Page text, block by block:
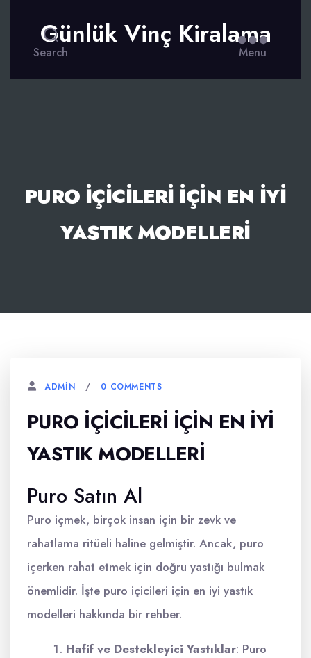
Search
Günlük Vinç Kiralama
Menu
PURO İÇICILERI İÇIN EN İYI
YASTIK MODELLERI
ADMIN 0 COMMENTS
PURO İÇICILERI İÇIN EN İYI
YASTIK MODELLERI
Puro Satın Al
Puro içmek, birçok insan için bir zevk ve
rahatlama ritüeli haline gelmiştir. Ancak, puro
içerken rahat etmek için doğru yastığı bulmak
önemlidir. İşte puro içicileri için en iyi yastık
modelleri hakkında bir rehber.
Hafif ve Destekleyici Yastıklar: Puro